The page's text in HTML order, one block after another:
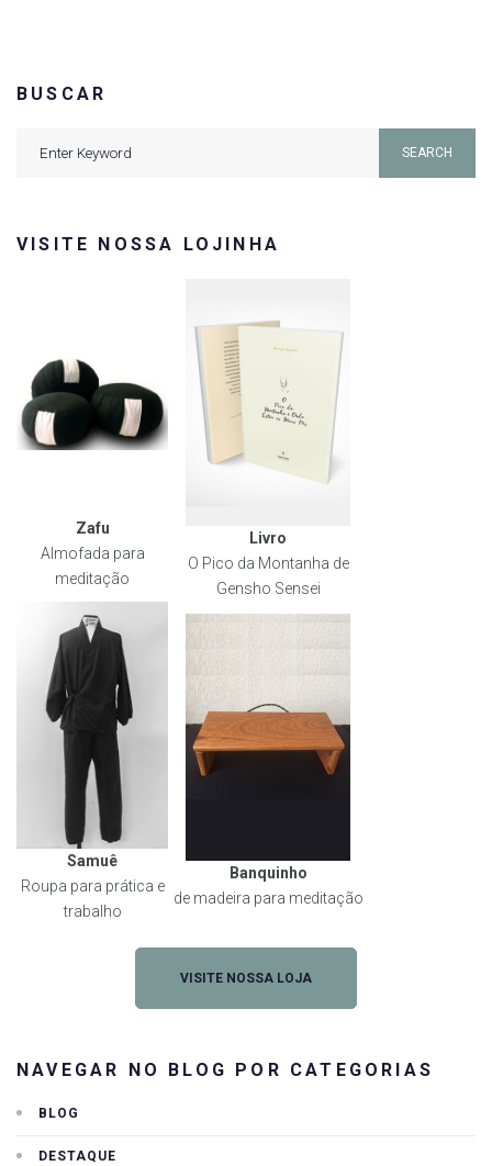
BUSCAR
SEARCH
VISITE NOSSA LOJINHA
Zafu
Almofada para
meditação
Livro
O Pico da Montanha de
Gensho Sensei
Samuê
Roupa para prática e
trabalho
Banquinho
de madeira para meditação
VISITE NOSSA LOJA
NAVEGAR NO BLOG POR CATEGORIAS
BLOG
DESTAQUE